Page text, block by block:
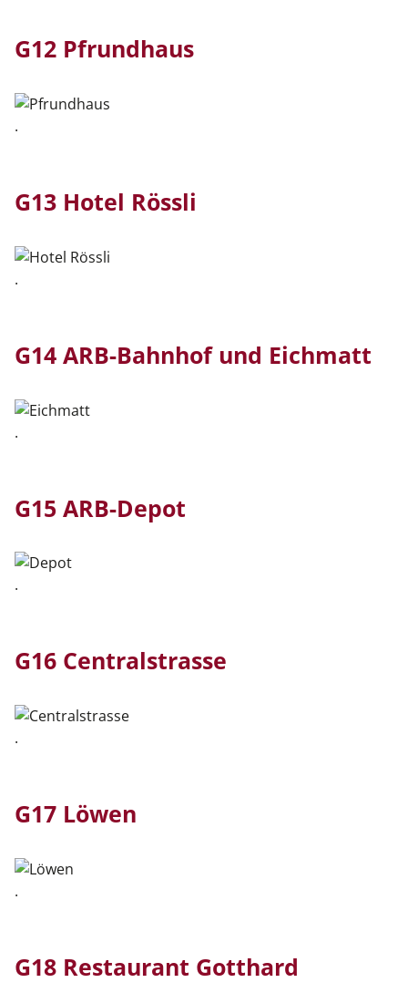
G12 Pfrundhaus
.
G13 Hotel Rössli
.
G14 ARB-Bahnhof und Eichmatt
.
G15 ARB-Depot
.
G16 Centralstrasse
.
G17 Löwen
.
G18 Restaurant Gotthard